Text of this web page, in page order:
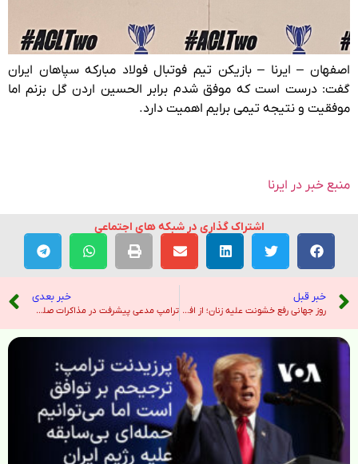
اصفهان – ایرنا – بازیکن تیم فوتبال فولاد مبارکه سپاهان ایران
گفت: درست است که موفق شدم برابر الحسین اردن گل بزنم اما
موفقیت و نتیجه تیمی برایم اهمیت دارد.
منبع خبر در ایرنا
اشتراک گذاری در شبکه های اجتماعی
خبر قبل
روز جهانی رفع خشونت علیه زنان؛ از افزایش شمار زن‌کشی تا تشدید خشونت‌های حکومتی – صدای آمریکا
خبر بعدی
ترامپ مدعی پیشرفت در مذاکرات صلح اوکراین است و می گوید تنها چند مورد اختلاف باقی مانده است – هندوستان امروز